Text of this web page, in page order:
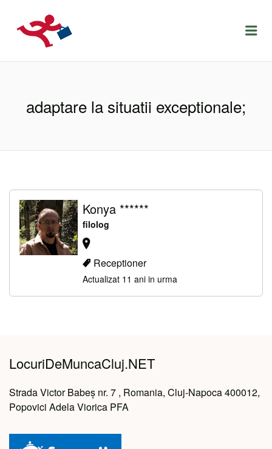
LOCURIDEMUNCACLUJ.NET
adaptare la situatii exceptionale;
Konya ******
filolog
Receptioner
Actualizat 11 ani in urma
LocuriDeMuncaCluj.NET
Strada Victor Babeș nr. 7 , Romania, Cluj-Napoca 400012,
Popovici Adela Viorica PFA